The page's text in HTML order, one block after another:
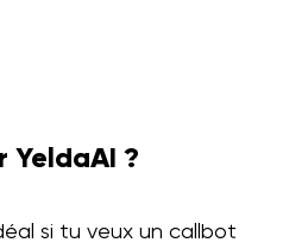
YeldaAI ?
si tu veux un callbot